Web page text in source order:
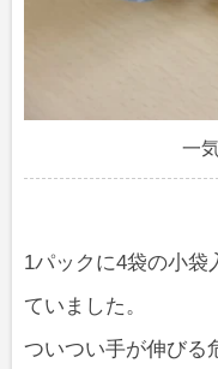
一
1パックに4袋の小袋
ていました。
ついつい手が伸びる